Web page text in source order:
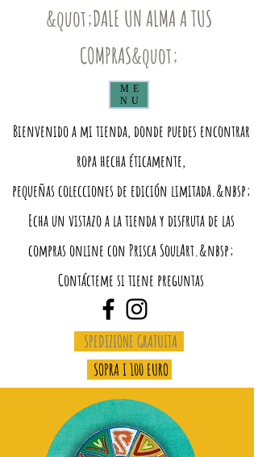
SPEDIZIONE GRATUITA
ME
NU
&quot;DALE UN ALMA A TUS
COMPRAS&quot;
Bienvenido a mi tienda, donde puedes encontrar
ropa hecha éticamente,
pequeñas colecciones de edición limitada.&nbsp;
Echa un vistazo a la tienda y disfruta de las
compras online con Prisca SoulArt.&nbsp;
Contácteme si tiene preguntas
SOPRA I 100 EURO